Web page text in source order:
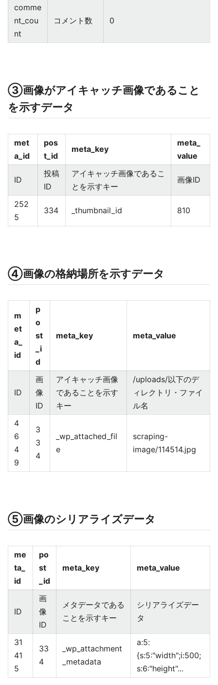
comme
nt_cou
nt
コメント数 0
③画像がアイキャッチ画像であること
を示すデータ
met
a_id
pos
t_id
meta_key
meta_
value
ID
投稿
ID
アイキャッチ画像であるこ
とを示すキー
画像ID
252
5
334 _thumbnail_id 810
④画像の格納場所を示すデータ
m
et
a_
id
p
o
st
_i
d
meta_key meta_value
ID
画
像
ID
アイキャッチ画像
であることを示す
キー
/uploads/以下のデ
ィレクトリ・ファイ
ル名
4
6
4
9
3
3
4
_wp_attached_fil
e
scraping-
image/114514.jpg
⑤画像のシリアライズデータ
me
ta_
id
po
st
_id
meta_key meta_value
ID
画
像
ID
メタデータである
ことを示すキー
シリアライズデー
タ
31
41
5
33
4
_wp_attachment
_metadata
a:5:
{s:5:"width";i:500;
s:6:"height"...